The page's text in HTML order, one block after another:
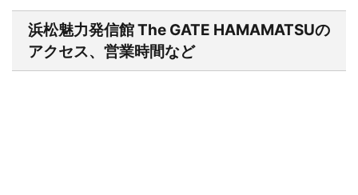
浜松魅力発信館 The GATE HAMAMATSUの
アクセス、営業時間など